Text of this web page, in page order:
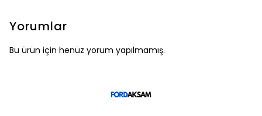
Yorumlar
Bu ürün için henüz yorum yapılmamış.